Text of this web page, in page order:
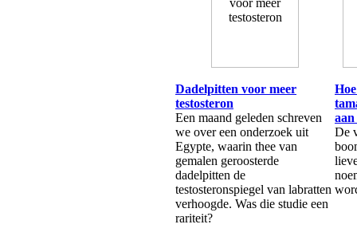
Dadelpitten voor meer
testosteron
Een maand geleden schreven
we over een onderzoek uit
Egypte, waarin thee van
gemalen geroosterde
dadelpitten de
testosteronspiegel van labratten
verhoogde. Was die studie een
rariteit?
aan
De